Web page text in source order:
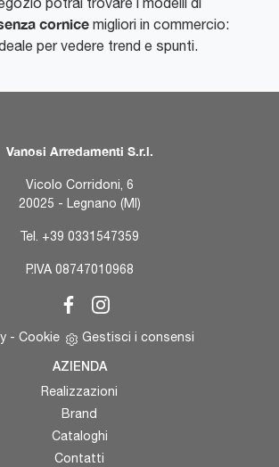
cornice migliori in commercio:
per vedere trend e spunti.
Vanosi Arredamenti S.r.l.
Vicolo Corridoni, 6
20025 - Legnano (MI)
Tel. +39 0331547359
P.IVA 08747010968
- Cookie Gestisci i consensi
AZIENDA
Realizzazioni
Brand
Cataloghi
Contatti